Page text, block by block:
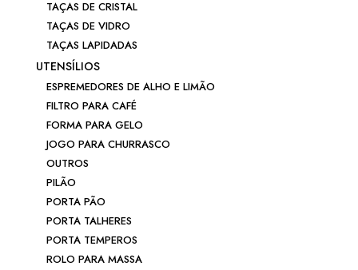
TAÇAS DE CRISTAL
TAÇAS DE VIDRO
TAÇAS LAPIDADAS
UTENSÍLIOS
ESPREMEDORES DE ALHO E LIMÃO
FILTRO PARA CAFÉ
FORMA PARA GELO
JOGO PARA CHURRASCO
OUTROS
PILÃO
PORTA PÃO
PORTA TALHERES
PORTA TEMPEROS
ROLO PARA MASSA